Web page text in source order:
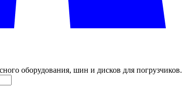
оборудования, шин и дисков для погрузчиков.